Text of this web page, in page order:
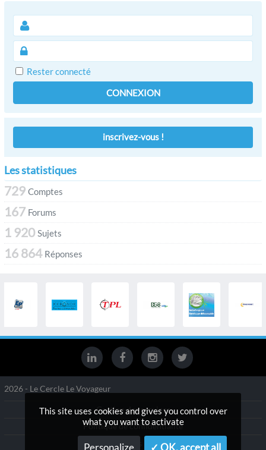
Rester connecté
CONNEXION
inscrivez-vous !
Les statistiques
729 Comptes
167 Forums
1 920 Sujets
16 864 Réponses
2026 - Le Cercle Le Voyageur
Gestion des services
Politique de confidentialité
Mentions légales
This site uses cookies and gives you control over
what you want to activate